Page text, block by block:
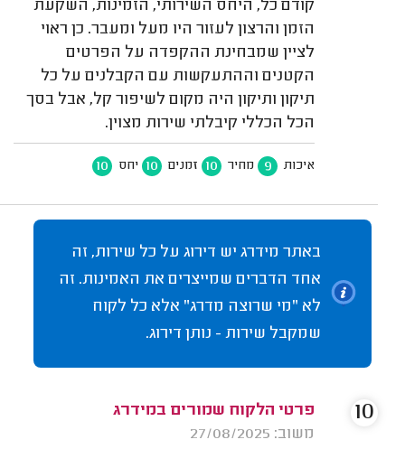
קודם כל, היחס השירותי, הזמינות, השקעת
הזמן והרצון לעזור היו מעל ומעבר. כן ראוי
לציין שמבחינת ההקפדה על הפרטים
הקטנים וההתעקשות עם הקבלנים על כל
תיקון ותיקון היה מקום לשיפור קל, אבל בסך
הכל הכללי קיבלתי שירות מצוין.
איכות 9 מחיר 10 זמנים 10 יחס 10
באתר מידרג יש דירוג על כל שירות, זה
אחד הדברים שמייצרים את האמינות. זה
לא "מי שרוצה מדרג" אלא כל לקוח
שמקבל שירות - נותן דירוג.
פרטי הלקוח שמורים במידרג
משוב: 27/08/2025
10